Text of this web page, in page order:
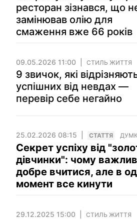
ресторан зізнався, що
замінював олію для
смаження вже 66 років
09.05.2026 11:00 СТИЛЬ ЖИТТЯ
9 звичок, які
успішних від невдах —
перевір себе негайно
25.02.2026 08:15 СТАТТЯ
Секрет успіху від
дівчинки": чому
добре вчитися, але в
момент все кинути
29.12.2025 15:00 СТИЛЬ ЖИТТЯ